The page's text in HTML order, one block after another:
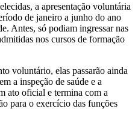
a apresentação voluntária
de janeiro a junho do ano
Antes, só podiam ingressar nas
nos cursos de formação
voluntário, elas passarão ainda
a inspeção de saúde e a
ato oficial e termina com a
para o exercício das funções